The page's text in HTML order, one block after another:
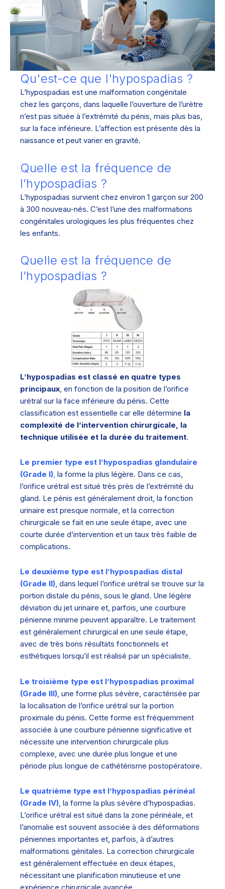
Qu'est-ce que l'hypospadias ?
L’hypospadias est une malformation congénitale
chez les garçons, dans laquelle l’ouverture de l’urètre
n’est pas située à l’extrémité du pénis, mais plus bas,
sur la face inférieure. L’affection est présente dès la
naissance et peut varier en gravité.
Quelle est la fréquence de
l’hypospadias ?
L’hypospadias survient chez environ 1 garçon sur 200
à 300 nouveau-nés. C’est l’une des malformations
congénitales urologiques les plus fréquentes chez
les enfants.
Quelle est la fréquence de
l’hypospadias ?
L’hypospadias est classé en quatre types
principaux, en fonction de la position de l’orifice
urétral sur la face inférieure du pénis. Cette
classification est essentielle car elle détermine la
complexité de l’intervention chirurgicale, la
technique utilisée et la durée du traitement.
Le premier type est l’hypospadias glandulaire
(Grade I), la forme la plus légère. Dans ce cas,
l’orifice urétral est situé très près de l’extrémité du
gland. Le pénis est généralement droit, la fonction
urinaire est presque normale, et la correction
chirurgicale se fait en une seule étape, avec une
courte durée d’intervention et un taux très faible de
complications.
Le deuxième type est l’hypospadias distal
(Grade II), dans lequel l’orifice urétral se trouve sur la
portion distale du pénis, sous le gland. Une légère
déviation du jet urinaire et, parfois, une courbure
pénienne minime peuvent apparaître. Le traitement
est généralement chirurgical en une seule étape,
avec de très bons résultats fonctionnels et
esthétiques lorsqu’il est réalisé par un spécialiste.
Le troisième type est l’hypospadias proximal
(Grade III) , une forme plus sévère, caractérisée par
la localisation de l’orifice urétral sur la portion
proximale du pénis. Cette forme est fréquemment
associée à une courbure pénienne significative et
nécessite une intervention chirurgicale plus
complexe, avec une durée plus longue et une
période plus longue de cathétérisme postopératoire.
Le quatrième type est l’hypospadias périnéal
(Grade IV), la forme la plus sévère d’hypospadias.
L’orifice urétral est situé dans la zone périnéale, et
l’anomalie est souvent associée à des déformations
péniennes importantes et, parfois, à d’autres
malformations génitales. La correction chirurgicale
est généralement effectuée en deux étapes,
nécessitant une planification minutieuse et une